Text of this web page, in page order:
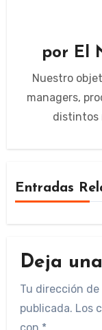
por El
Nuestro
managers,
distintos
Entradas
Deja
Tu dirección
publicada. Los